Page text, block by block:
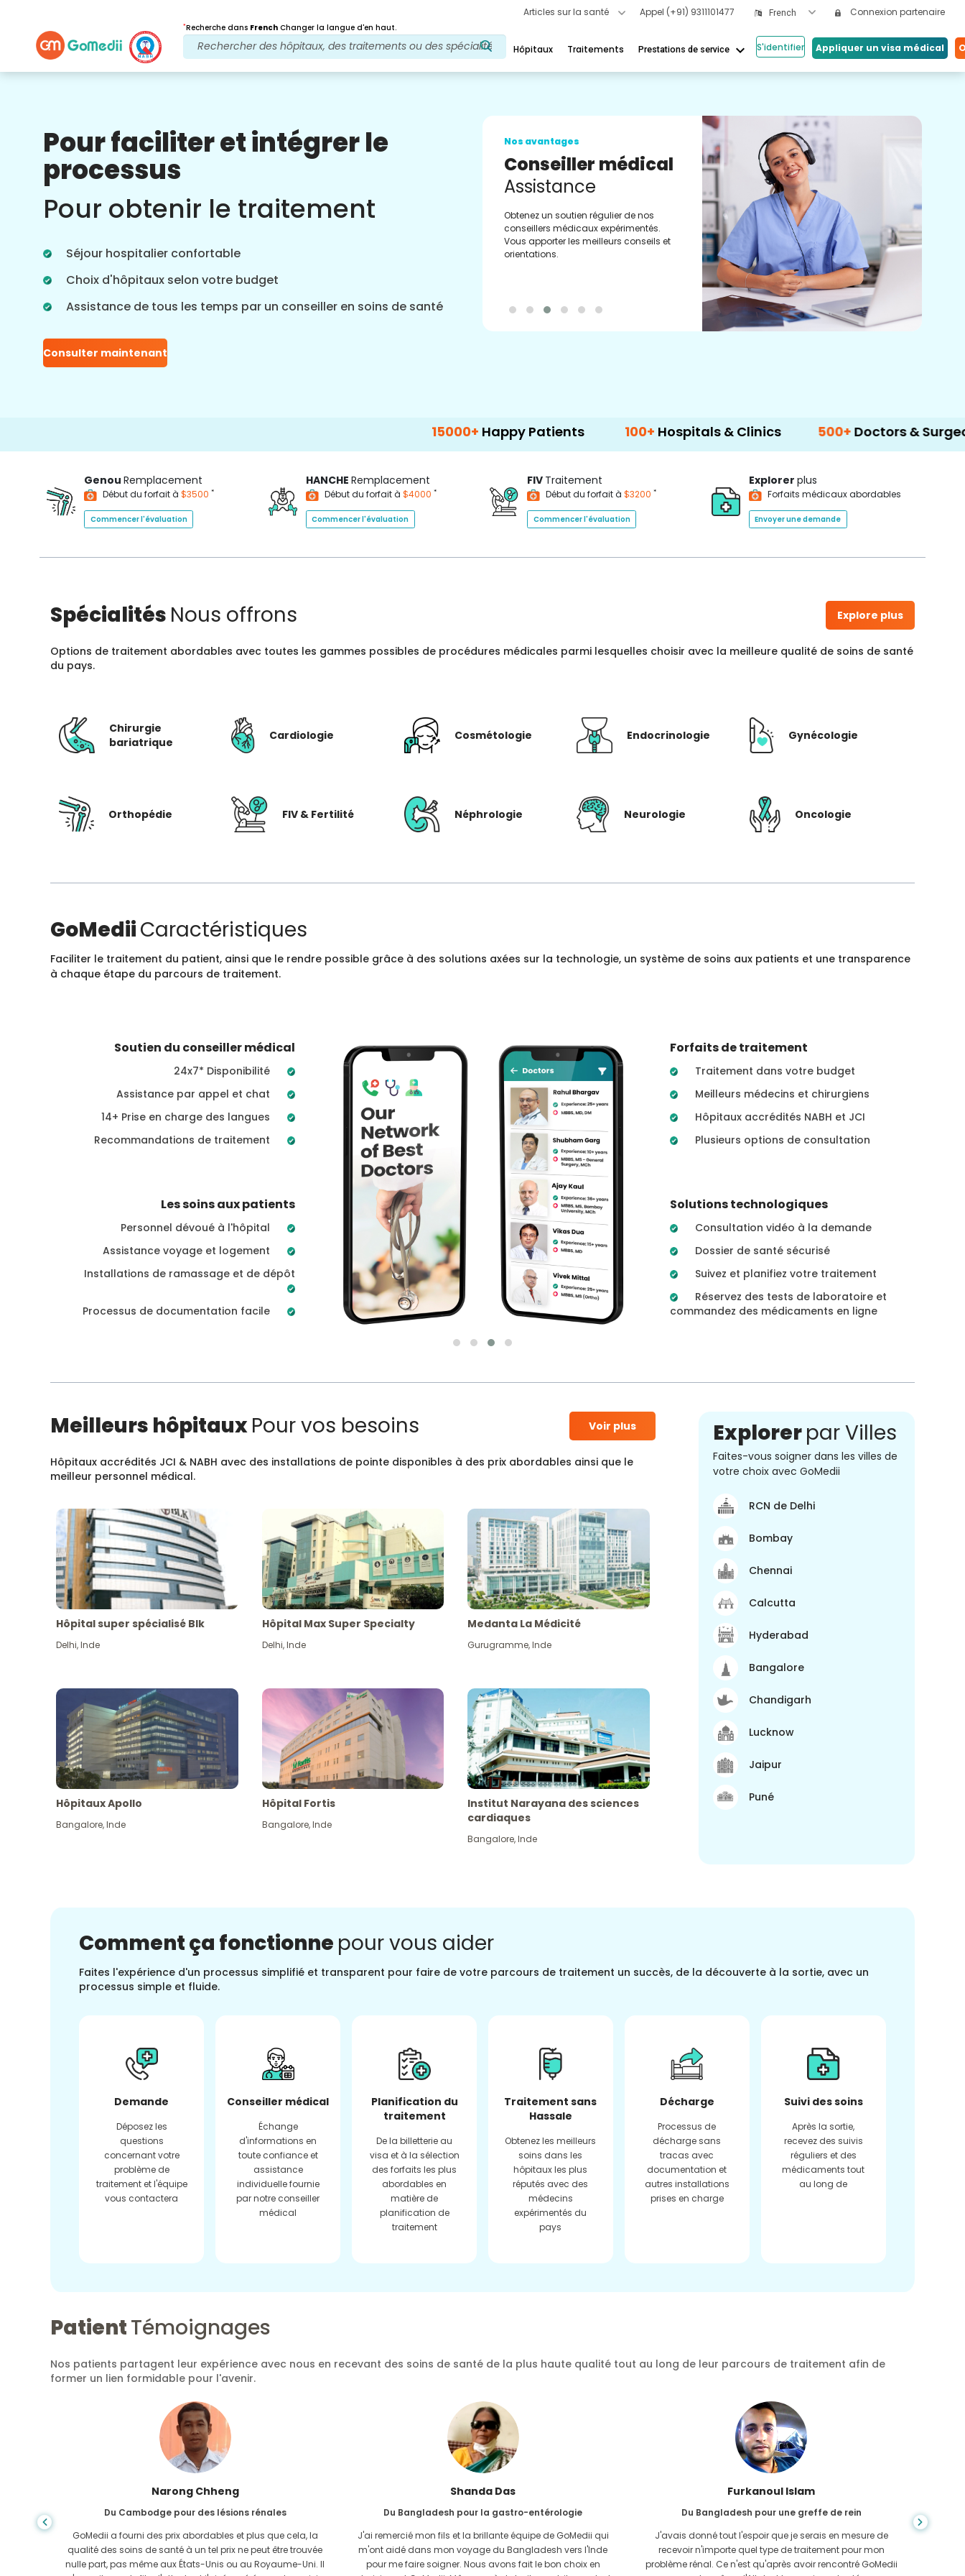
Articles sur la santé Appel (+91) 9311101477 French Connexion partenaire
*Recherche dans French Changer la langue d'en haut.
Hôpitaux Traitements Prestations de service keyboard_arrow_down S'identifier Appliquer un visa médical
Pour faciliter et intégrer le
processus
Pour obtenir le traitement
Séjour hospitalier confortable
Choix d'hôpitaux selon votre budget
Assistance de tous les temps par un conseiller en soins de santé
Consulter maintenant
Nos avantages
Après traitement
Suivi des soins
Bénéficiez d'une assistance médicale et
vos problèmes à tout moment. Mises à
traitement.
Nos avantages
Conseiller médical
Assistance
Obtenez un soutien régulier de nos
conseillers médicaux expérimentés.
Vous apporter les meilleurs conseils et
orientations.
Happy Patients 100+ Hospitals & Clinics 500+ Doctors & Surgeons 14+
Genou Remplacement
Début du forfait à $3500 *
Commencer l'évaluation
HANCHE Remplacement
Début du forfait à $4000 *
Commencer l'évaluation
FIV Traitement
Début du forfait à $3200 *
Commencer l'évaluation
Explorer plus
Forfaits médicaux abordables
Envoyer une demande
Spécialités Nous offrons Explore plus
Options de traitement abordables avec toutes les gammes possibles de procédures médicales parmi lesquelles choisir avec la meilleure qualité de soins de santé
du pays.
Chirurgie
bariatrique
Cardiologie Cosmétologie Endocrinologie Gynécologie
Orthopédie FIV & Fertilité Néphrologie Neurologie Oncologie
GoMediiCaractéristiques
Faciliter le traitement du patient, ainsi que le rendre possible grâce à des solutions axées sur la technologie, un système de soins aux patients et une transparence
à chaque étape du parcours de traitement.
Soutien du conseiller médical
24x7* Disponibilité
Assistance par appel et chat
14+ Prise en charge des langues
Recommandations de traitement
Les soins aux patients
Personnel dévoué à l'hôpital
Assistance voyage et logement
Installations de ramassage et de dépôt
Processus de documentation facile
Forfaits de traitement
Traitement dans votre budget
Meilleurs médecins et chirurgiens
Hôpitaux accrédités NABH et JCI
Plusieurs options de consultation
Solutions technologiques
Consultation vidéo à la demande
Dossier de santé sécurisé
Suivez et planifiez votre traitement
Réservez des tests de laboratoire et
commandez des médicaments en ligne
Meilleurs hôpitauxPour vos besoins Voir plus
Hôpitaux accrédités JCI & NABH avec des installations de pointe disponibles à des prix abordables ainsi que le
meilleur personnel médical.
Hôpital super spécialisé Blk
Delhi,Inde
Hôpital Max Super Specialty
Delhi,Inde
Medanta La Médicité
Gurugramme,Inde
Hôpitaux Apollo
Bangalore,Inde
Hôpital Fortis
Bangalore,Inde
Institut Narayana des sciences
cardiaques
Bangalore,Inde
Explorerpar Villes
Faites-vous soigner dans les villes de
votre choix avec GoMedii
RCN de Delhi
Bombay
Chennai
Calcutta
Hyderabad
Bangalore
Chandigarh
Lucknow
Jaipur
Puné
Comment ça fonctionne pour vous aider
Faites l'expérience d'un processus simplifié et transparent pour faire de votre parcours de traitement un succès, de la découverte à la sortie, avec un
processus simple et fluide.
Demande
Déposez les
questions
concernant votre
problème de
traitement et l'équipe
vous contactera
Conseiller médical
Échange
d'informations en
toute confiance et
assistance
individuelle fournie
par notre conseiller
médical
Planification du
traitement
De la billetterie au
visa et à la sélection
des forfaits les plus
abordables en
matière de
planification de
traitement
Traitement sans
Hassale
Obtenez les meilleurs
soins dans les
hôpitaux les plus
réputés avec des
médecins
expérimentés du
pays
Décharge
Processus de
décharge sans
tracas avec
documentation et
autres installations
prises en charge
Suivi des soins
Après la sortie,
recevez des suivis
réguliers et des
médicaments tout
au long de
PatientTémoignages
Nos patients partagent leur expérience avec nous en recevant des soins de santé de la plus haute qualité tout au long de leur parcours de traitement afin de
former un lien formidable pour l'avenir.
Shanda Das
Du Bangladesh pour la gastro-entérologie
J'ai remercié mon fils et la brillante équipe de GoMedii qui
m'ont aidé dans mon voyage du Bangladesh vers l'Inde
pour me faire soigner. Nous avons fait le bon choix en
Furkanoul Islam
Du Bangladesh pour une greffe de rein
J'avais donné tout l'espoir que je serais en mesure de
recevoir n'importe quel type de traitement pour mon
problème rénal. Ce n'est qu'après avoir rencontré GoMedii
Chea Sarath
Du Cambodge pour CKD
L'IRC est une maladie qui dure toute la vie et qui s'aggrave.
J'en ai souffert pendant longtemps et finalement GoMedii
et l'un de leurs partenaires au Cambodge m'ont aidé à